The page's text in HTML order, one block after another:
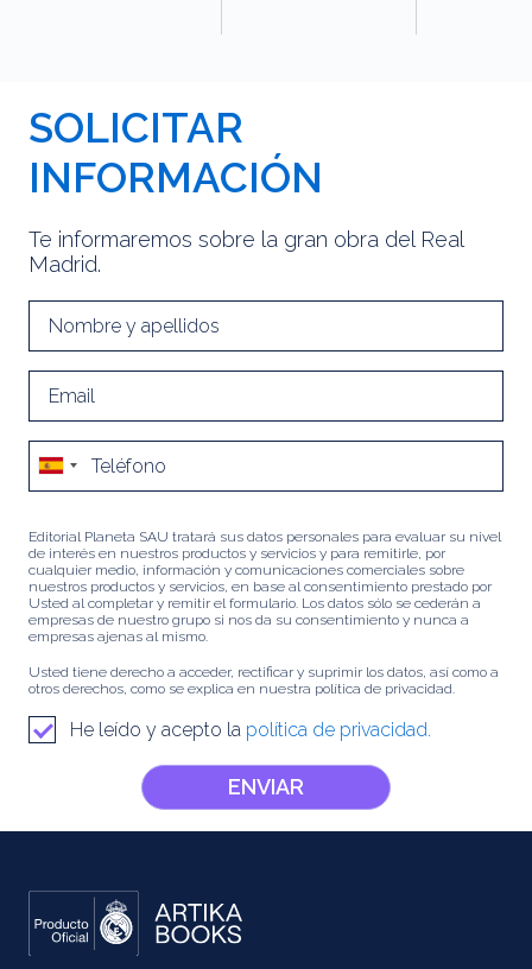
SOLICITAR
INFORMACIÓN
Te informaremos sobre la gran obra del Real
Madrid.
Editorial Planeta SAU tratará sus datos personales para evaluar su nivel
de interés en nuestros productos y servicios y para remitirle, por
cualquier medio, información y comunicaciones comerciales sobre
nuestros productos y servicios, en base al consentimiento prestado por
Usted al completar y remitir el formulario. Los datos sólo se cederán a
empresas de nuestro grupo si nos da su consentimiento y nunca a
empresas ajenas al mismo.
Usted tiene derecho a acceder, rectificar y suprimir los datos, así como a
otros derechos, como se explica en nuestra política de privacidad.
He leído y acepto la política de privacidad.
ENVIAR